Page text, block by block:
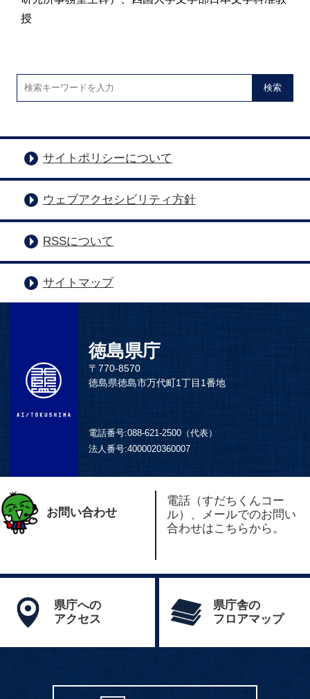
授
検索
サイトポリシーについて
ウェブアクセシビリティ方針
RSSについて
サイトマップ
徳島県庁
〒770-8570
徳島県徳島市万代町1丁目1番地
電話番号:088-621-2500（代表）
法人番号:4000020360007
お問い合わせ
電話（すだちくんコー
ル）、メールでのお問い
合わせはこちらから。
県庁への
アクセス
県庁舎の
フロアマップ